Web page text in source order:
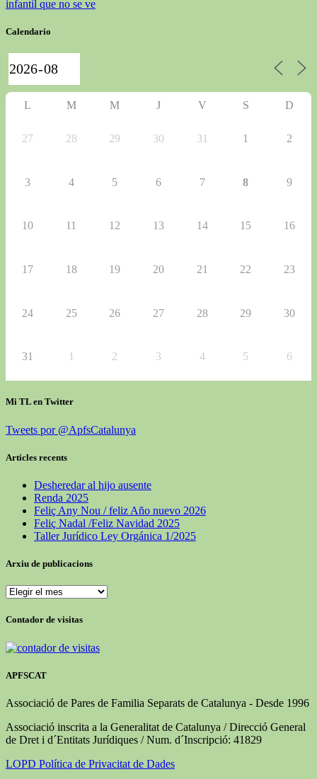
infantil que no se ve
Calendario
L M M J V S D
27 28 29 30 31 1 2
3 4 5 6 7 8 9
10 11 12 13 14 15 16
17 18 19 20 21 22 23
24 25 26 27 28 29 30
31 1 2 3 4 5 6
Mi TL en Twitter
Tweets por @ApfsCatalunya
Articles recents
Desheredar al hijo ausente
Renda 2025
Feliç Any Nou / feliz Año nuevo 2026
Feliç Nadal /Feliz Navidad 2025
Taller Jurídico Ley Orgánica 1/2025
Arxiu de publicacions
Arxiu
publicacions
Contador de visitas
APFSCAT
Associació de Pares de Familia Separats de Catalunya - Desde 1996
Associació inscrita a la Generalitat de Catalunya / Direcció General
de Dret i d´Entitats Jurídiques / Num. d´Inscripció: 41829
LOPD Política de Privacitat de Dades